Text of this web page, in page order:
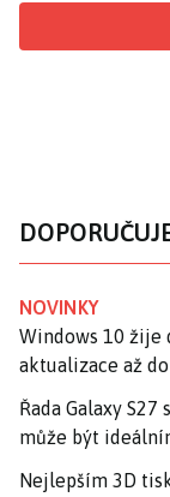
NOVINKY
Windows 10 žije
aktualizace až
Řada Galaxy
může být
Nejlepším 3D